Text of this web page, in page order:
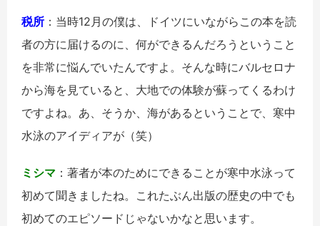
税所 ：当時12月の僕は、ドイツにいながらこの本を読
者の方に届けるのに、何ができるんだろうということ
を非常に悩んでいたんですよ。そんな時にバルセロナ
から海を見ていると、大地での体験が蘇ってくるわけ
ですよね。あ、そうか、海があるということで、寒中
水泳のアイディアが（笑）
ミシマ ：著者が本のためにできることが寒中水泳って
初めて聞きましたね。これたぶん出版の歴史の中でも
初めてのエピソードじゃないかなと思います。